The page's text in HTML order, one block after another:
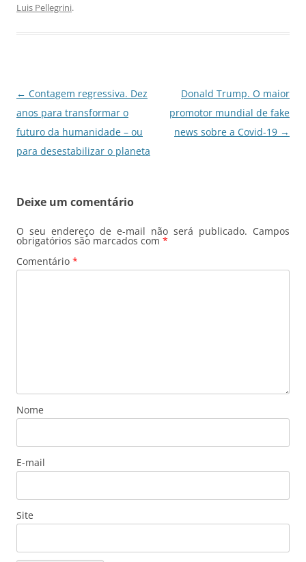
b A
Luis Pellegrini.
Navegação
de
posts
← Contagem regressiva. Dez
anos para transformar o
futuro da humanidade – ou
para desestabilizar o planeta
Donald Trump. O maior
promotor mundial de fake
news sobre a Covid-19 →
Deixe um comentário
O seu endereço de e-mail não será publicado. Campos
obrigatórios são marcados com *
Comentário *
Nome
E-mail
Site